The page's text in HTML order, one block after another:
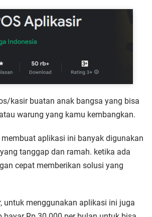
kasir buatan anak bangsa yang bisa
warung yang kamu kembangkan.
membuat aplikasi ini banyak digunakan
tanggap dan ramah. ketika ada
cepat memberikan solusi yang
untuk menggunakan aplikasi ini juga